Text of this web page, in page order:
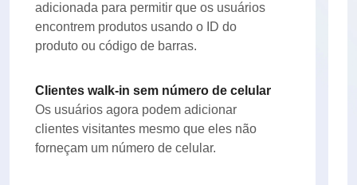
adicionada para permitir que os usuários
encontrem produtos usando o ID do
produto ou código de barras.
Clientes walk-in sem número de celular
Os usuários agora podem adicionar
clientes visitantes mesmo que eles não
forneçam um número de celular.